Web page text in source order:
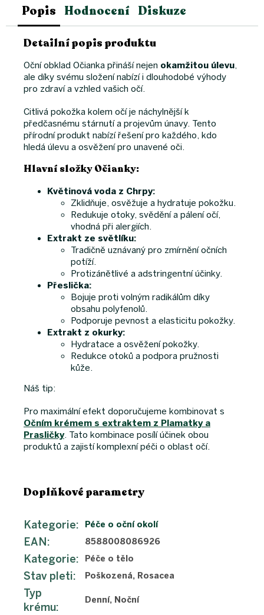
Popis Hodnocení Diskuze
Detailní popis produktu
Oční obklad Očianka přináší nejen okamžitou úlevu,
ale díky svému složení nabízí i dlouhodobé výhody
pro zdraví a vzhled vašich očí.
Citlivá pokožka kolem očí je náchylnější k
předčasnému stárnutí a projevům únavy. Tento
přírodní produkt nabízí řešení pro každého, kdo
hledá úlevu a osvěžení pro unavené oči.
Hlavní složky Očianky:
Květinová voda z Chrpy:
Zklidňuje, osvěžuje a hydratuje pokožku.
Redukuje otoky, svědění a pálení očí,
vhodná při alergiích.
Extrakt ze světlíku:
Tradičně uznávaný pro zmírnění očních
potíží.
Protizánětlivé a adstringentní účinky.
Přeslička:
Bojuje proti volným radikálům díky
obsahu polyfenolů.
Podporuje pevnost a elasticitu pokožky.
Extrakt z okurky:
Hydratace a osvěžení pokožky.
Redukce otoků a podpora pružnosti
kůže.
Náš tip:
Pro maximální efekt doporučujeme kombinovat s
Očním krémem s extraktem z Plamatky a
Prasličky. Tato kombinace posílí účinek obou
produktů a zajistí komplexní péči o oblast očí.
Doplňkové parametry
Kategorie: Péče o oční okolí
EAN: 8588008086926
Kategorie: Péče o tělo
Stav pleti: Poškozená, Rosacea
Typ
krému:
Denní, Noční